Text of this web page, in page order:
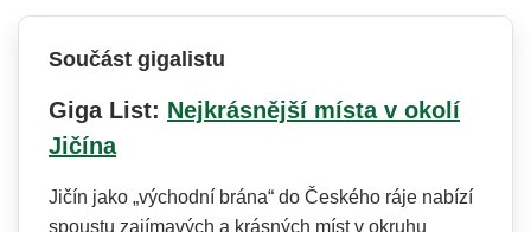
Součást gigalistu
Giga List: Nejkrásnější místa v okolí
Jičína
Jičín jako „východní brána“ do Českého ráje nabízí
spoustu zajímavých a krásných míst v okruhu